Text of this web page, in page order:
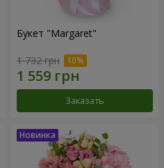
Букет "Margaret"
1 732 грн
Заказать